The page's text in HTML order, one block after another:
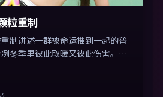
粒重制
制讲述一群被命运推到一起的普
冬季里彼此取暖又彼此伤害。是
探讨信任与背叛，映后讨论度颇